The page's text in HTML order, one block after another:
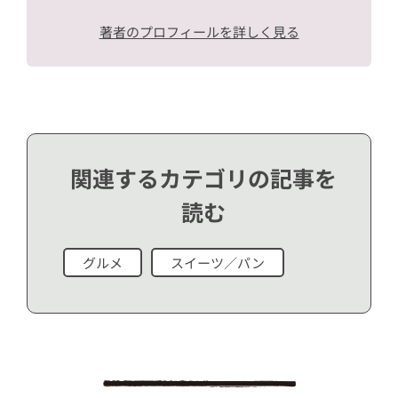
著者のプロフィールを詳しく見る
関連するカテゴリの記事を
読む
グルメ スイーツ／パン